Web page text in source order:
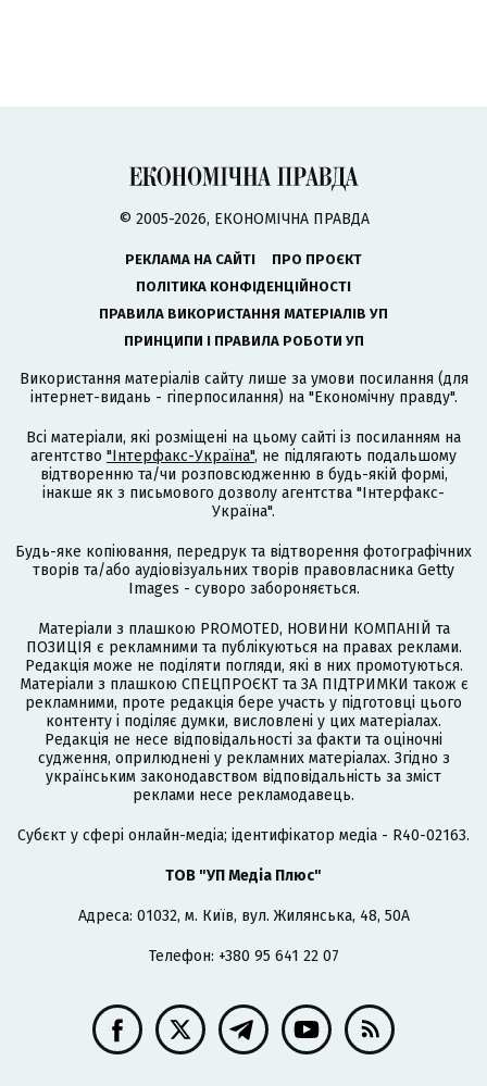
© 2005-2026, ЕКОНОМІЧНА ПРАВДА
РЕКЛАМА НА САЙТІ
ПРО ПРОЄКТ
ПОЛІТИКА КОНФІДЕНЦІЙНОСТІ
ПРАВИЛА ВИКОРИСТАННЯ МАТЕРІАЛІВ УП
ПРИНЦИПИ І ПРАВИЛА РОБОТИ УП
Використання матеріалів сайту лише за умови посилання (для
інтернет-видань - гіперпосилання) на "Економічну правду".
Всі матеріали, які розміщені на цьому сайті із посиланням на
агентство "Інтерфакс-Україна", не підлягають подальшому
відтворенню та/чи розповсюдженню в будь-якій формі,
інакше як з письмового дозволу агентства "Інтерфакс-
Україна".
Будь-яке копіювання, передрук та відтворення фотографічних
творів та/або аудіовізуальних творів правовласника Getty
Images - суворо забороняється.
Матеріали з плашкою PROMOTED, НОВИНИ КОМПАНІЙ та
ПОЗИЦІЯ є рекламними та публікуються на правах реклами.
Редакція може не поділяти погляди, які в них промотуються.
Матеріали з плашкою СПЕЦПРОЄКТ та ЗА ПІДТРИМКИ також є
рекламними, проте редакція бере участь у підготовці цього
контенту і поділяє думки, висловлені у цих матеріалах.
Редакція не несе відповідальності за факти та оціночні
судження, оприлюднені у рекламних матеріалах. Згідно з
українським законодавством відповідальність за зміст
реклами несе рекламодавець.
Cубєкт у сфері онлайн-медіа; ідентифікатор медіа - R40-02163.
ТОВ "УП Медіа Плюс"
Адреса: 01032, м. Київ, вул. Жилянська, 48, 50А
Телефон: +380 95 641 22 07